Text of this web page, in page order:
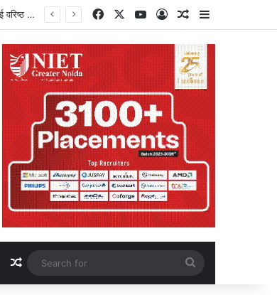
Breaking News : चर्चा में नोएडा एयरपोर्ट का 799 रुपये का लड्डू, पैकेट खोलते ही यात्री का चढ़ा पारा, फफूंदी मिलने पर मचा बवाल, एक्सपायरी डेट देखकर और बढ़ा गुस्सा, सोशल मीडिया पर साझा की तस्वीरें, नोएडा एयरपोर्ट प्रबंधन ने लिया संज्ञान, खाद्य सुरक्षा पर उठे सवाल FacebookYouTube
Log InRandom Article
Sidebar
Random Article
for